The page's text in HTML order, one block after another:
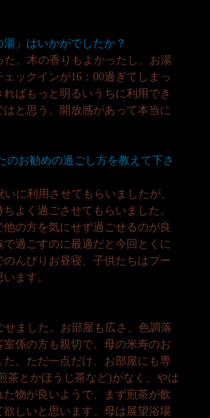
」はいかがでしたか？
た。木の香りもよかったし、お湯
ックインが16：00過ぎてしまっ
ばもっと明るいうちに利用でき
と思う。開放感があって本当に
のお勧めの過ごし方を教えて下さ
に利用させてもらいましたが、
よく過ごさせてもらいました。
の方を気にせず過ごせるのが良
過ごすのに最適だと今回とくに
んびりお昼寝、子供たちはプー
ます。
ました。お部屋も広さ、色調落
係の方も親切で、母の米寿のお
。ただ一点だけ、お部屋にも専
茶とかほうじ茶など)がなく、やは
物が良いようで、まず煎茶が飲
しいと思います。母は展望浴場